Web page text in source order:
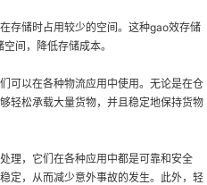
存储时占用较少的空间。这种gao效存储
间，降低存储成本。
可以在各种物流应用中使用。无论是在仓
轻松承载大量货物，并且稳定地保持货物
理，它们在各种应用中都是可靠和安全
定，从而减少意外事故的发生。此外，轻